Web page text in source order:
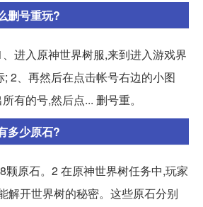
删号重玩?
进入原神世界树服,来到进入游戏界
2、再然后在点击帐号右边的小图
有的号,然后点... 删号重。
多少原石?
颗原石。2 在原神世界树任务中,玩家
解开世界树的秘密。这些原石分别